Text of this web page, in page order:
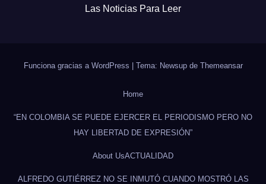
Las Noticias Para Leer
Funciona gracias a WordPress Tema: Newsup de Themeansar
Home
“EN COLOMBIA SE PUEDE EJERCER EL PERIODISMO PERO NO
HAY LIBERTAD DE EXPRESIÓN”
About UsACTUALIDAD
ALFREDO GUTIÉRREZ NO SE INMUTÓ CUANDO MOSTRÓ LAS